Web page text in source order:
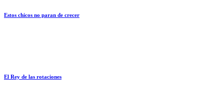
Estos chicos no paran de crecer
El Rey de las rotaciones